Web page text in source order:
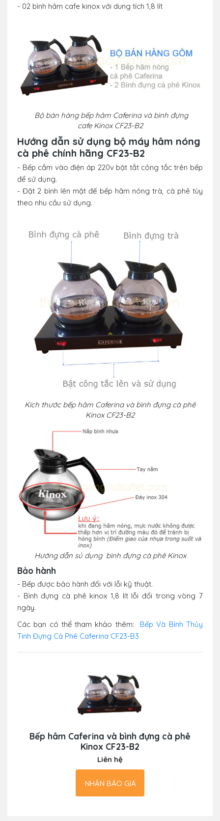
- 02 bình hâm cafe kinox với dung tích 1,8 lít
Bộ bán hàng bếp hâm Caferina và bình đựng
cafe Kinox CF23-B2
Hướng dẫn sử dụng bộ máy hâm nóng
cà phê chính hãng CF23-B2
- Bếp cắm vào điện áp 220v bật tắt công tắc trên bếp
để sử dụng.
- Đặt 2 bình lên mặt đế bếp hâm nóng trà, cà phê tùy
theo nhu cầu sử dụng.
Kích thước bếp hâm Caferina và bình đựng cà phê
Kinox CF23-B2
Hướng dẫn sủ dụng bình đựng cà phê Kinox
Bảo hành
- Bếp được bảo hành đối với lỗi kỹ thuật.
- Bình đựng cà phê kinox 1,8 lít lỗi đổi trong vòng 7
ngày.
Các bạn có thể tham khảo thêm: Bếp Và Bình Thủy
Tinh Đựng Cà Phê Caferina CF23-B3
Bếp hâm Caferina và bình đựng cà phê
Kinox CF23-B2
Liên hệ
NHẬN BÁO GIÁ